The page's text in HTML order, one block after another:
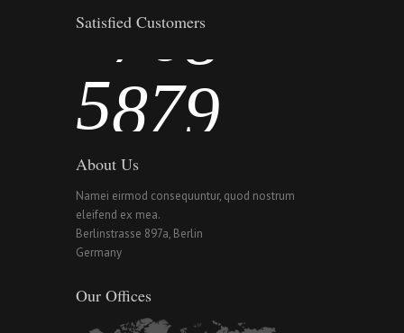
Satisfied Customers
4
5
7
8
6
7
8
9
About Us
Namei eirmod consequuntur, quod nostrum
eleifend ex mea.
Berlinstrasse 897a, Berlin
Germany
Our Offices